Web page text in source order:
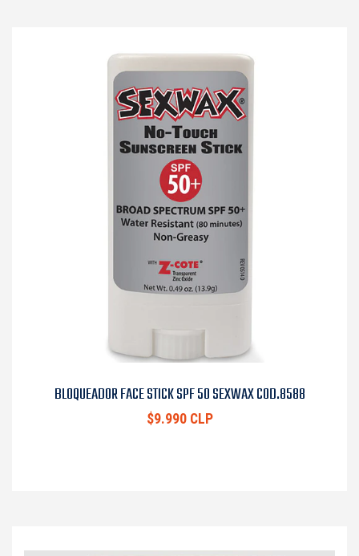
BLOQUEADOR FACE STICK SPF 50 SEXWAX COD.8588
$9.990 CLP